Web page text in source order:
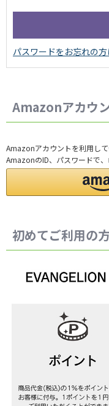
Amazonアカウ
Amazonアカウントを利用して
AmazonのID、パスワードで、
初めてご利用の